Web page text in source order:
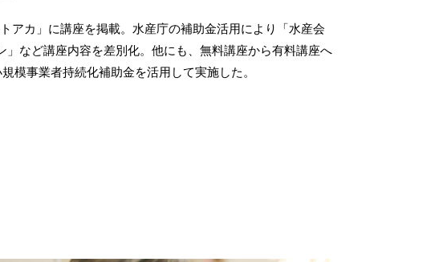
アカ」に講座を掲載。水産庁の補助金活用により「水産会
など講座内容を差別化。他にも、無料講座から有料講座へ
模事業者持続化補助金を活用して実施した。